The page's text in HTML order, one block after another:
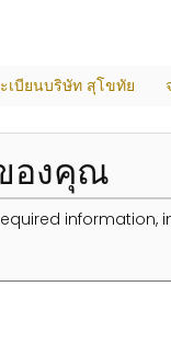
เบียนบริษัท สุโขทัย
องคุณ
information,